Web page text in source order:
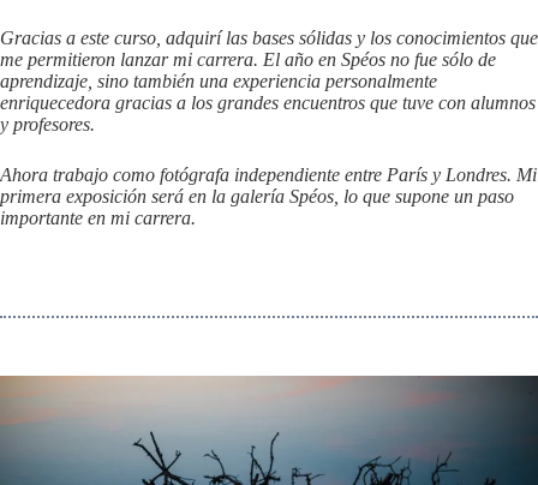
Gracias a este curso, adquirí las bases sólidas y los conocimientos que
me permitieron lanzar mi carrera. El año en Spéos no fue sólo de
aprendizaje, sino también una experiencia personalmente
enriquecedora gracias a los grandes encuentros que tuve con alumnos
y profesores.
Ahora trabajo como fotógrafa independiente entre París y Londres. Mi
primera exposición será en la galería Spéos, lo que supone un paso
importante en mi carrera.